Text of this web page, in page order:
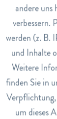
Marketing
Tracking
Service
andere uns
verbessern.
werden (z. B.
und Inhalte
Weitere
finden Sie in
um dieses